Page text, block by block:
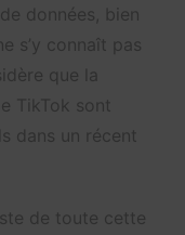
données, bien
s’y connaît pas
que la
TikTok sont
dans un récent
de toute cette